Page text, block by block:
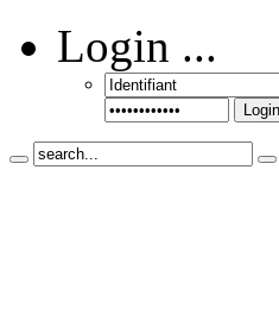
Login ...
Login